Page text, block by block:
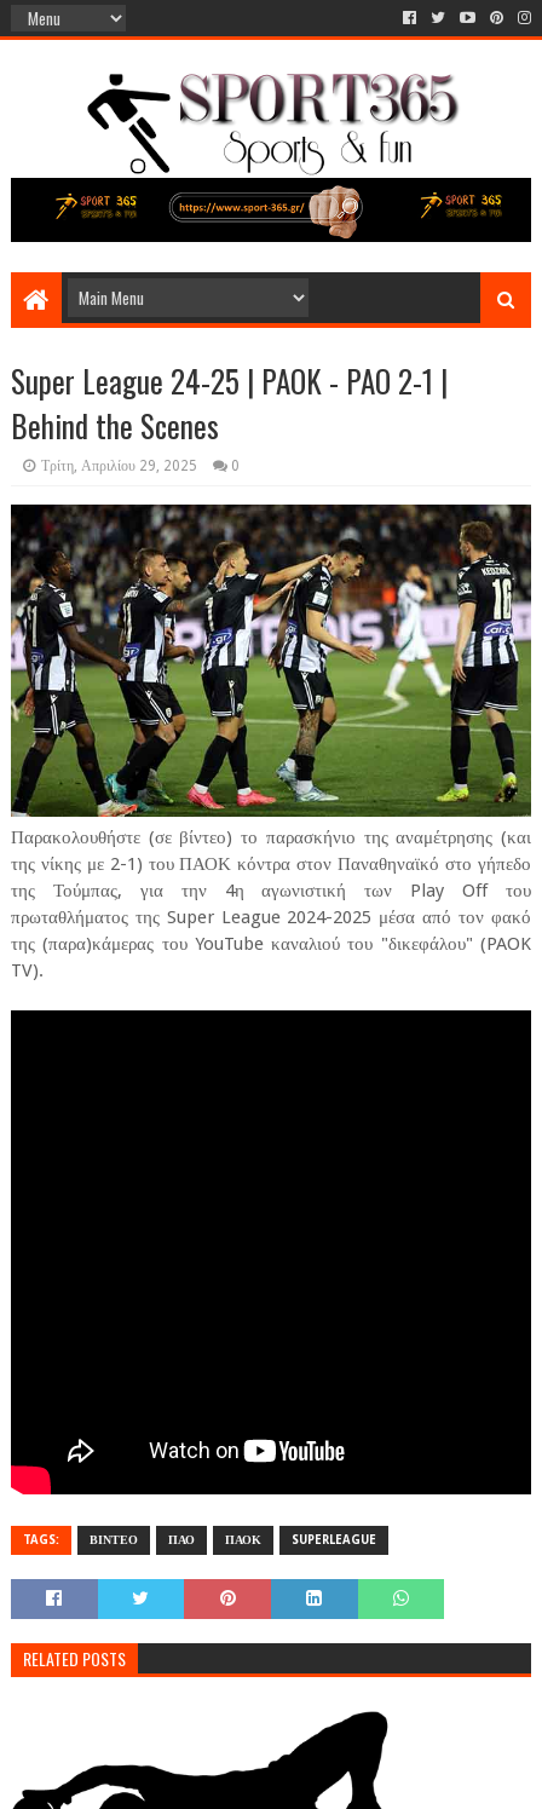
Super League 24-25 | PAOK - PAO 2-1 |
Behind the Scenes
Τρίτη, Απριλίου 29, 2025 0
Παρακολουθήστε (σε βίντεο) το παρασκήνιο της αναμέτρησης (και
της νίκης με 2-1) του ΠΑΟΚ κόντρα στον Παναθηναϊκό στο γήπεδο
της Τούμπας, για την 4η αγωνιστική των Play Off του
πρωταθλήματος της Super League 2024-2025 μέσα από τον φακό
της (παρα)κάμερας του YouTube καναλιού του "δικεφάλου" (PAOK
TV).
TAGS: ΒΙΝΤΕΟ ΠΑΟ ΠΑΟΚ SUPERLEAGUE
RELATED POSTS